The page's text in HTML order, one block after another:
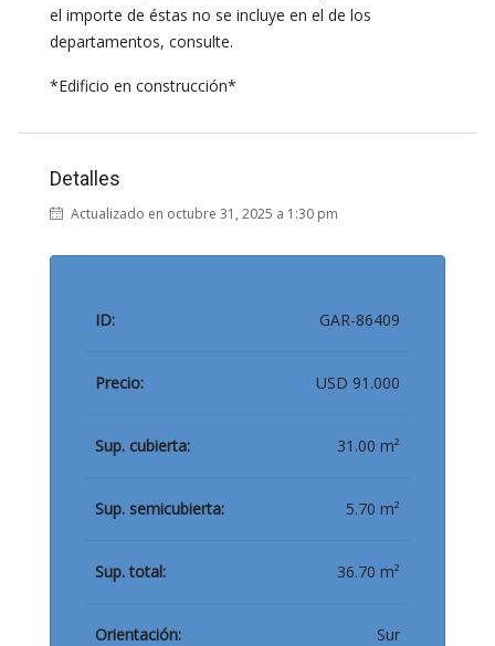
el importe de éstas no se incluye en el de los
departamentos, consulte.
*Edificio en construcción*
Detalles
Actualizado en octubre 31, 2025 a 1:30 pm
ID: GAR-86409
Precio: USD 91.000
Sup. cubierta: 31.00 m²
Sup. semicubierta: 5.70 m²
Sup. total: 36.70 m²
Orientación: Sur